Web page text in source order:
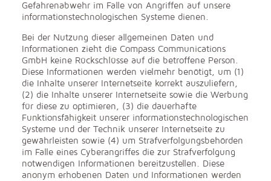
Gefahrenabwehr im Falle von Angriffen auf unsere
informationstechnologischen Systeme dienen.
Bei der Nutzung dieser allgemeinen Daten und
Informationen zieht die Compass Communications
GmbH keine Rückschlüsse auf die betroffene Person.
Diese Informationen werden vielmehr benötigt, um (1)
die Inhalte unserer Internetseite korrekt auszuliefern,
(2) die Inhalte unserer Internetseite sowie die Werbung
für diese zu optimieren, (3) die dauerhafte
Funktionsfähigkeit unserer informationstechnologischen
Systeme und der Technik unserer Internetseite zu
gewährleisten sowie (4) um Strafverfolgungsbehörden
im Falle eines Cyberangriffes die zur Strafverfolgung
notwendigen Informationen bereitzustellen. Diese
anonym erhobenen Daten und Informationen werden